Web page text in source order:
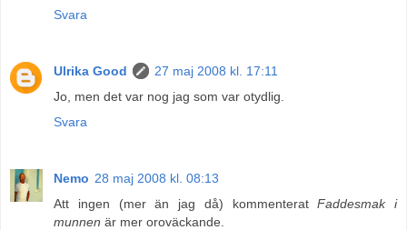
Svara
Ulrika Good
27 maj 2008 kl. 17:11
Jo, men det var nog jag som var otydlig.
Svara
Nemo 28 maj 2008 kl. 08:13
Att ingen (mer än jag då) kommenteratFaddesmak i
munnen är mer oroväckande.